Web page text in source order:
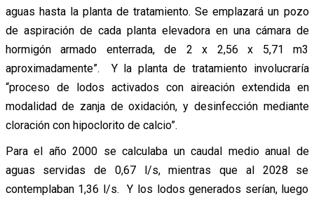
aguas hasta la planta de tratamiento. Se emplazará un pozo
de aspiración de cada planta elevadora en una cámara de
hormigón armado enterrada, de 2 x 2,56 x 5,71 m3
aproximadamente”. Y la planta de tratamiento involucraría
“proceso de lodos activados con aireación extendida en
modalidad de zanja de oxidación, y desinfección mediante
cloración con hipoclorito de calcio”.
Para el año 2000 se calculaba un caudal medio anual de
aguas servidas de 0,67 l/s, mientras que al 2028 se
contemplaban 1,36 l/s. Y los lodos generados serían, luego